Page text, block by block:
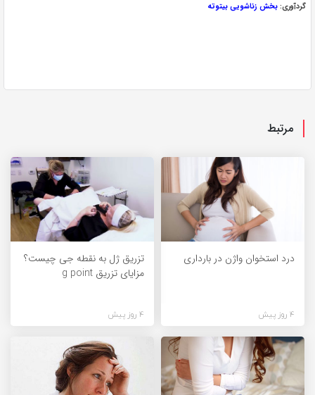
گردآوری:بخش زناشویی بیتوته
مرتبط
درد استخوان واژن در بارداری
4 روز پیش
تزریق ژل به نقطه جی چیست؟
مزایای تزریق g point
4 روز پیش